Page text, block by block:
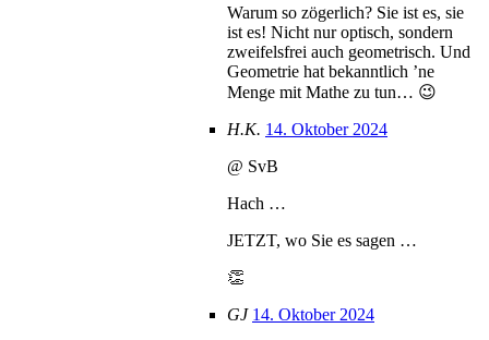
Warum so zögerlich? Sie ist es, sie
ist es! Nicht nur optisch, sondern
zweifelsfrei auch geometrisch. Und
Geometrie hat bekanntlich ’ne
Menge mit Mathe zu tun… 😉
H.K. 14. Oktober 2024
@ SvB
Hach …
JETZT, wo Sie es sagen …
👏
GJ 14. Oktober 2024